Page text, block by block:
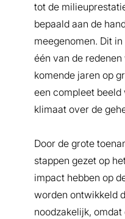
tot de
bepaald aan de
meegenomen. Dit
één van de
komende jaren op
een compleet
klimaat over de
Door de grote
stappen gezet op
impact hebben op
worden ontwikkeld
noodzakelijk,